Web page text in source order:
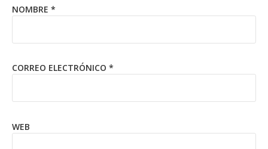
NOMBRE *
CORREO ELECTRÓNICO *
WEB